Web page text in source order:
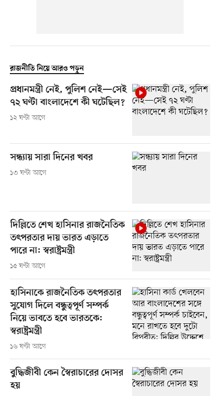
রাজনীতি নিয়ে আরও পড়ুন
প্রধানমন্ত্রী নেই, পুলিশ নেই—সেই
৭২ ঘণ্টা বাংলাদেশে কী ঘটেছিল?
১২ ঘণ্টা আগে
সন্ধ্যায় সারা দিনের খবর
১৩ ঘণ্টা আগে
দিল্লিতে শেখ হাসিনার রাজনৈতিক
তৎপরতার দায় ভারত এড়াতে
পারে না: স্বরাষ্ট্রমন্ত্রী
১৫ ঘণ্টা আগে
হাসিনাকে রাজনৈতিক তৎপরতার
সুযোগ দিলে বন্ধুত্বপূর্ণ সম্পর্ক
নিয়ে ভাবতে হবে ভারতকে:
স্বরাষ্ট্রমন্ত্রী
১৬ ঘণ্টা আগে
বুদ্ধিজীবী কেন স্বৈরাচারের দোসর
হয়